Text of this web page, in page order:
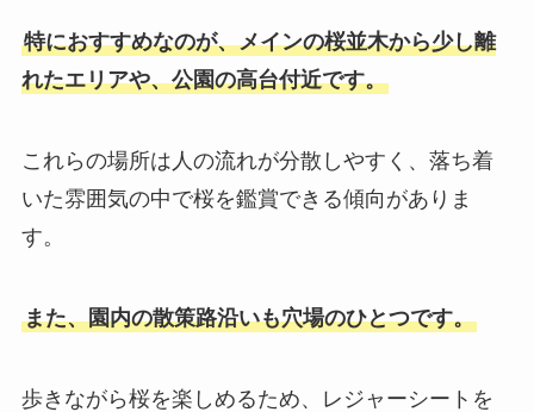
特におすすめなのが、メインの桜並木から少し離
れたエリアや、公園の高台付近です。
これらの場所は人の流れが分散しやすく、落ち着
いた雰囲気の中で桜を鑑賞できる傾向がありま
す。
また、園内の散策路沿いも穴場のひとつです。
歩きながら桜を楽しめるため、レジャーシートを